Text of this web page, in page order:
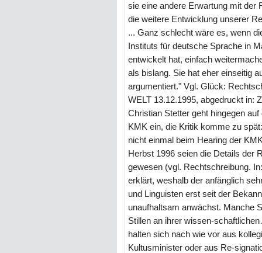
sie eine andere Erwartung mit der
die weitere Entwicklung unserer
... Ganz schlecht wäre es, wenn
Instituts für deutsche Sprache in
entwickelt hat, einfach
als bislang. Sie hat eher einseitig
argumentiert." Vgl. Glück:
WELT 13.12.1995, abgedruckt in:
Christian Stetter geht hingegen
KMK ein, die Kritik komme zu
nicht einmal beim Hearing der
Herbst 1996 seien die Details der
gewesen (vgl. Rechtschreibung.
erklärt, weshalb der anfänglich
und Linguisten erst seit der
unaufhaltsam anwächst. Manche
Stillen an ihrer wissen-
halten sich nach wie vor aus
Kultusminister oder aus Re-